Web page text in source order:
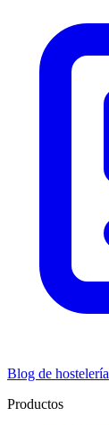
Blog de hostelería
Productos